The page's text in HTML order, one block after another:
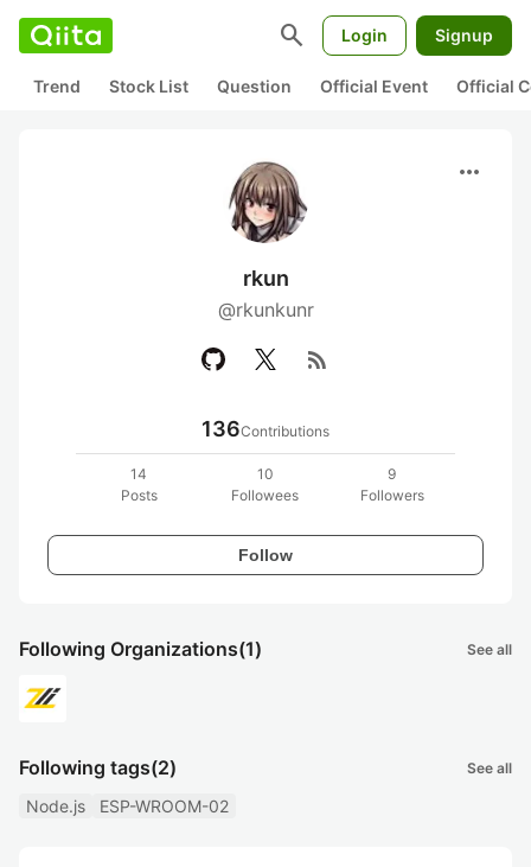
search Login Signup
Trend Stock List Question Official Event Official
more_horiz
rkun
@rkunkunr
rss_feed
136Contributions
14
Posts
10
Followees
9
Followers
Follow
Following Organizations(1) See all
Following tags(2) See all
Node.js ESP-WROOM-02